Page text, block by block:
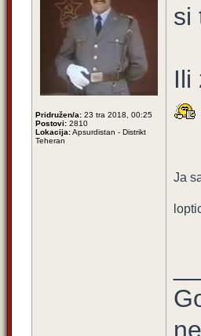
Pridružen/a: 23 tra 2018, 00:25
Postovi: 2810
Lokacija:Apsurdistan - Distrikt
Teheran
si
Ili
Ja